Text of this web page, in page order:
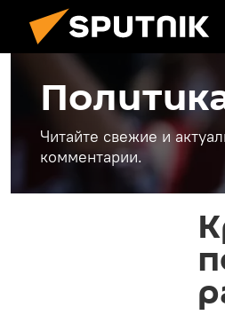
Читайте свежие и
комментарии.